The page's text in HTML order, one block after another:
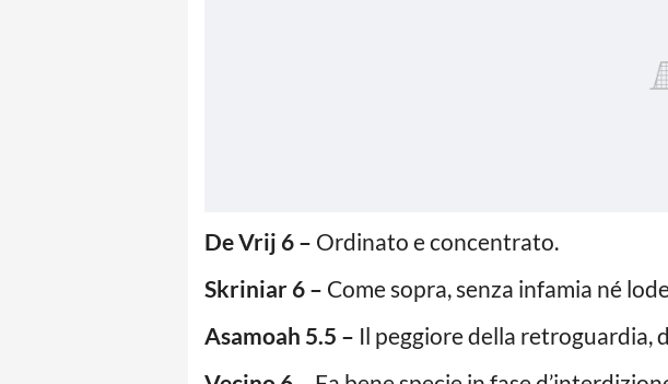
De Vrij 6 – Ordinato e concentrato.
Skriniar 6 – Come sopra, senza infamia né
Asamoah 5.5 – Il peggiore della retroguardia,